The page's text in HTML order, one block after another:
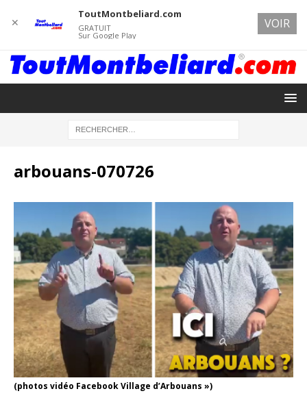
arbouans-070726
(photos vidéo Facebook Village d’Arbouans »)
✕
ToutMontbeliard.com
GRATUIT
Sur Google Play
VOIR